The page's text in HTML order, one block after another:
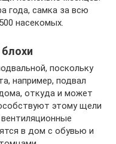
года, самка за всю
насекомых.
поскольку
например, подвал
откуда и может
этому щели
в дом с обувью и